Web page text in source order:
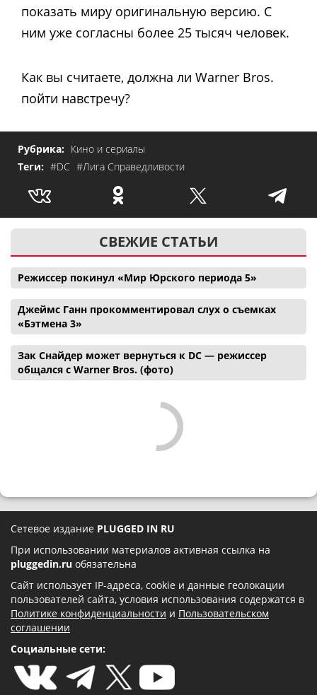
показать миру оригинальную версию. С
ним уже согласны более 25 тысяч человек.
Как вы считаете, должна ли Warner Bros.
пойти навстречу?
Рубрика: Кино и сериалы
Теги: #DC #Лига Справедливости
СВЕЖИЕ СТАТЬИ
Режиссер покинул «Мир Юрского периода 5»
Джеймс Ганн прокомментировал слух о съемках
«Бэтмена 3»
Зак Снайдер может вернуться к DC — режиссер
общался с Warner Bros. (фото)
Сетевое издание PLUGGED IN RU
При использовании материалов активная ссылка на
pluggedin.ru обязательна
Сайт использует IP-адреса, cookie и данные геолокации
пользователей сайта, условия использования содержатся в
Политике конфиденциальности и Пользовательском
соглашении
Социальные сети: